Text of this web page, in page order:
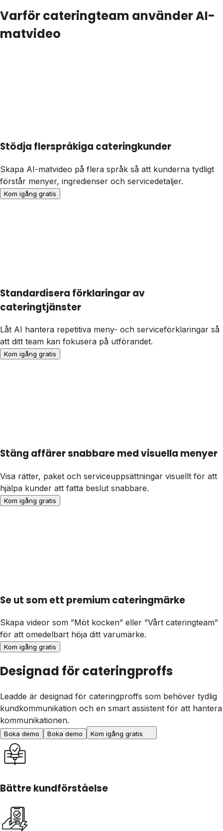
Varför cateringteam använder AI-
matvideo
Stödja flerspråkiga cateringkunder
Skapa AI-matvideo på flera språk så att kunderna tydligt
förstår menyer, ingredienser och servicedetaljer.
Kom igång gratis
Standardisera förklaringar av
cateringtjänster
Låt AI hantera repetitiva meny- och serviceförklaringar så
att ditt team kan fokusera på utförandet.
Kom igång gratis
Stäng affärer snabbare med visuella menyer
Visa rätter, paket och serviceuppsättningar visuellt för att
hjälpa kunder att fatta beslut snabbare.
Kom igång gratis
Se ut som ett premium cateringmärke
Skapa videor som ”Möt kocken” eller ”Vårt cateringteam”
för att omedelbart höja ditt varumärke.
Kom igång gratis
Designad för cateringproffs
Leadde är designad för cateringproffs som behöver tydlig
kundkommunikation och en smart assistent för att hantera
kommunikationen.
Boka demo Boka demo Kom igång gratis
Bättre kundförståelse